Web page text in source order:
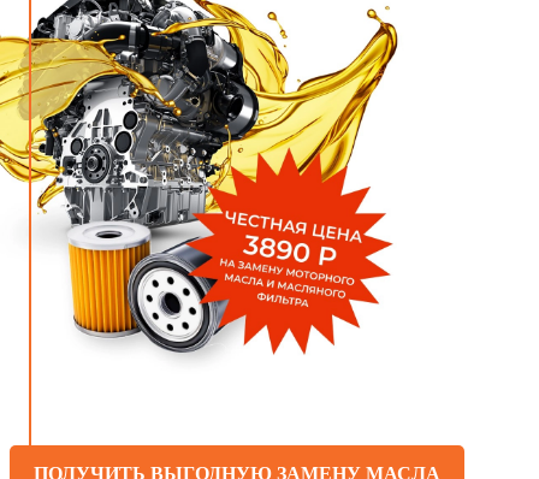
ПОЛУЧИТЬ ВЫГОДНУЮ ЗАМЕНУ МАСЛА